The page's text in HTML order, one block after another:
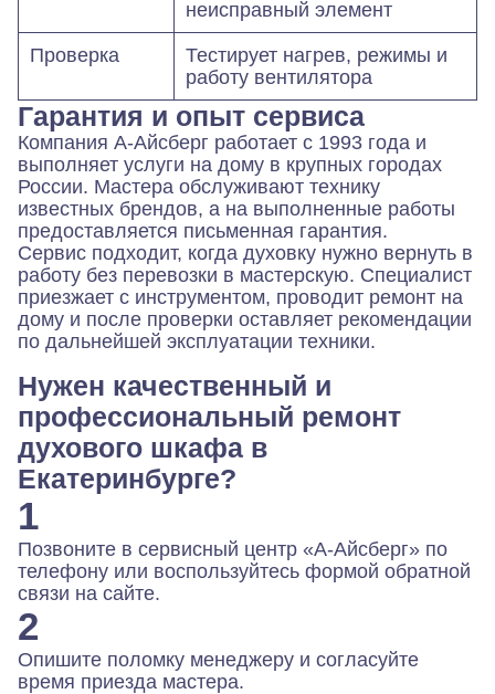
неисправный элемент
Проверка
Тестирует нагрев, режимы и
работу вентилятора
Гарантия и опыт сервиса
Компания А-Айсберг работает с 1993 года и
выполняет услуги на дому в крупных городах
России. Мастера обслуживают технику
известных брендов, а на выполненные работы
предоставляется письменная гарантия.
Сервис подходит, когда духовку нужно вернуть в
работу без перевозки в мастерскую. Специалист
приезжает с инструментом, проводит ремонт на
дому и после проверки оставляет рекомендации
по дальнейшей эксплуатации техники.
Нужен качественный и
профессиональный ремонт
духового шкафа в
Екатеринбурге?
1
Позвоните в сервисный центр «А-Айсберг» по
телефону или воспользуйтесь формой обратной
связи на сайте.
2
Опишите поломку менеджеру и согласуйте
время приезда мастера.